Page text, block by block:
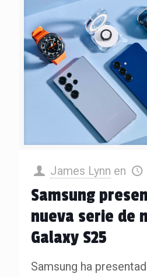
James Lynn en
Samsung
nueva serie de
Galaxy S25
Samsung ha